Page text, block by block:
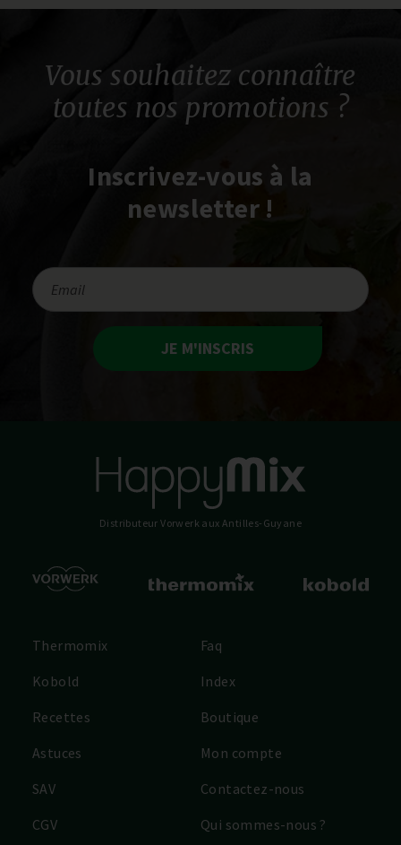
Vous souhaitez connaître
toutes nos promotions ?
Inscrivez-vous à la
newsletter !
JE M'INSCRIS
Distributeur Vorwerk aux Antilles-Guyane
Thermomix
Kobold
Recettes
Astuces
SAV
CGV
Faq
Index
Boutique
Mon compte
Contactez-nous
Qui sommes-nous ?